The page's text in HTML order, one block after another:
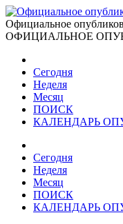
Официальное
ОФИЦИАЛЬНОЕ
Сегодня
Неделя
Месяц
ПОИСК
КАЛЕНДАРЬ
Сегодня
Неделя
Месяц
ПОИСК
КАЛЕНДАРЬ